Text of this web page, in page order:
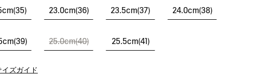
23.0cm(36) 23.5cm(37) 24.0cm(38)
25.0cm(40) 25.5cm(41)
イズガイド